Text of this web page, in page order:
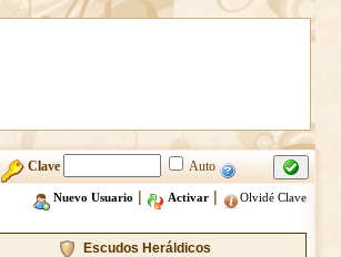
Clave Auto
Nuevo Usuario | Activar| Olvidé Clave
Escudos Heráldicos